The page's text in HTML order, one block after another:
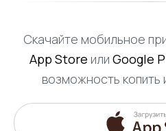
Скачайте мобильное
App Store или Google
возможность копить